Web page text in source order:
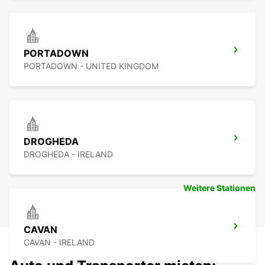
PORTADOWN
PORTADOWN - UNITED KINGDOM
DROGHEDA
DROGHEDA - IRELAND
CAVAN
CAVAN - IRELAND
Weitere Stationen